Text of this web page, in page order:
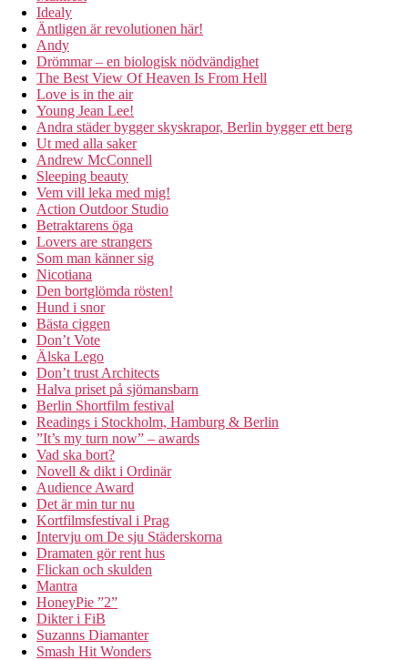
Idealy
Äntligen är revolutionen här!
Andy
Drömmar – en biologisk nödvändighet
The Best View Of Heaven Is From Hell
Love is in the air
Young Jean Lee!
Andra städer bygger skyskrapor, Berlin bygger ett berg
Ut med alla saker
Andrew McConnell
Sleeping beauty
Vem vill leka med mig!
Action Outdoor Studio
Betraktarens öga
Lovers are strangers
Som man känner sig
Nicotiana
Den bortglömda rösten!
Hund i snor
Bästa ciggen
Don’t Vote
Älska Lego
Don’t trust Architects
Halva priset på sjömansbarn
Berlin Shortfilm festival
Readings i Stockholm, Hamburg & Berlin
”It’s my turn now” – awards
Vad ska bort?
Novell & dikt i Ordinär
Audience Award
Det är min tur nu
Kortfilmsfestival i Prag
Intervju om De sju Städerskorna
Dramaten gör rent hus
Flickan och skulden
Mantra
HoneyPie ”2”
Dikter i FiB
Suzanns Diamanter
Smash Hit Wonders